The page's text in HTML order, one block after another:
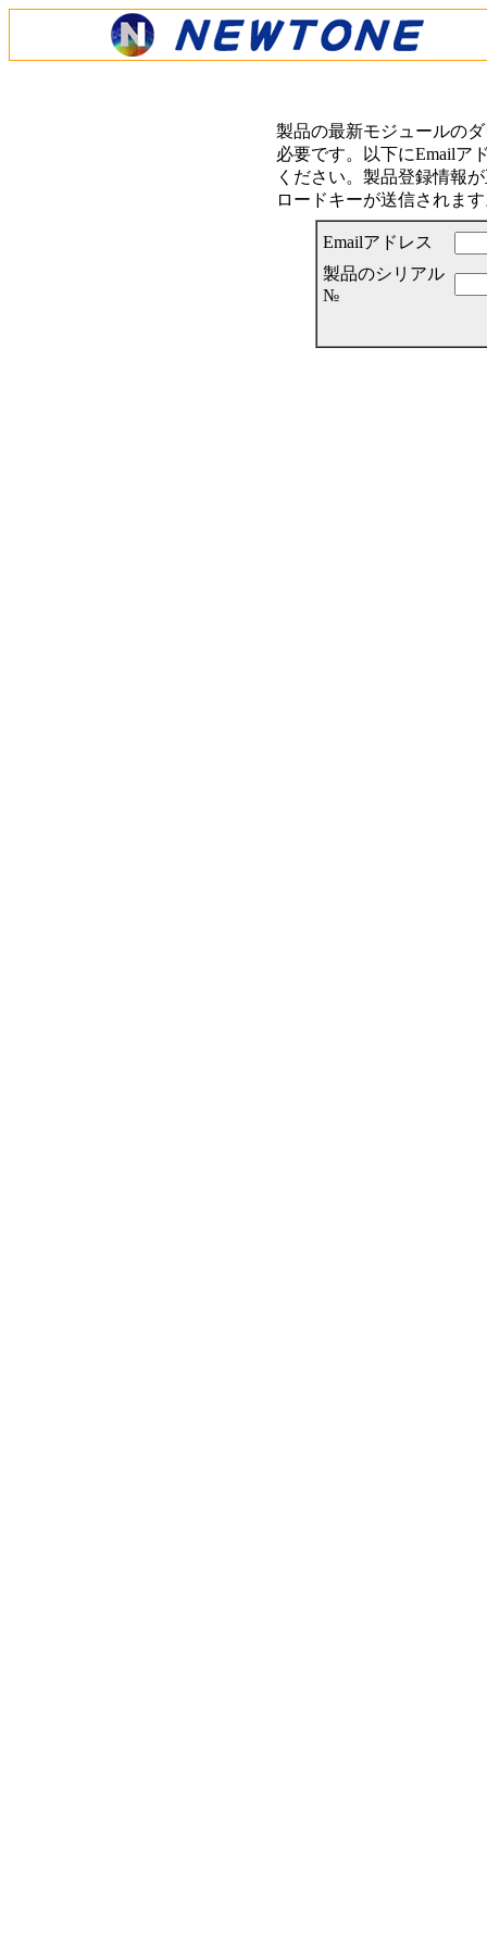
製品の最新モジュールの
必要です。以下にEmailア
ください。製品登録情報
ロードキーが送信されま
Emailアドレス
製品のシリアル
№